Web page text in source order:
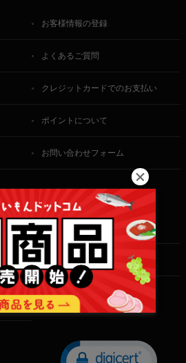
お客様情報の登録
よくあるご質問
クレジットカードでのお支払い
ポイントについて
お問い合わせフォーム
ご利用規約
特定商取引法に基づく表記